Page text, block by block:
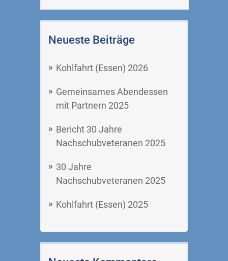
Neueste Beiträge
Kohlfahrt (Essen) 2026
Gemeinsames Abendessen
mit Partnern 2025
Bericht 30 Jahre
Nachschubveteranen 2025
30 Jahre
Nachschubveteranen 2025
Kohlfahrt (Essen) 2025